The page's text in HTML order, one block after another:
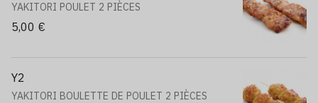
YAKITORI POULET 2 PIÈCES
5,00 €
Y2
YAKITORI BOULETTE DE POULET 2 PIÈCES